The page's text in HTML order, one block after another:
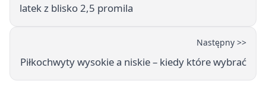
latek z blisko 2,5 promila
Następny >>
Piłkochwyty wysokie a niskie – kiedy które wybrać